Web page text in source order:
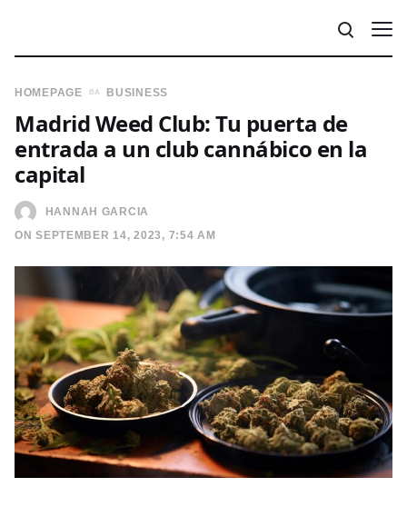
HOMEPAGE BUSINESS
HANNAH GARCIA
ON SEPTEMBER 14, 2023, 7:54 AM
Madrid Weed Club: Tu puerta de
entrada a un club cannábico en la
capital